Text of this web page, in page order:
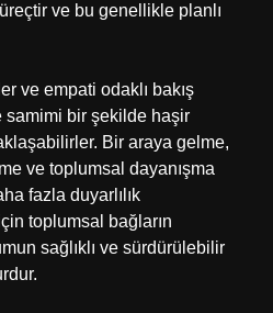
ve bu genellikle planlı
ve empati odaklı bakış
samimi bir şekilde haşir
Bir araya gelme,
ve toplumsal dayanışma
fazla duyarlılık
toplumsal bağların
sağlıklı ve sürdürülebilir